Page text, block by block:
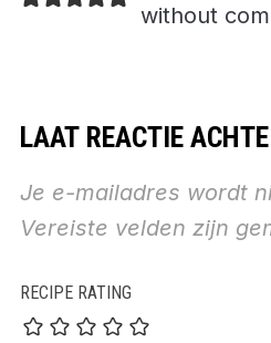
without
LAAT REACTIE
Je e-mailadres wordt
Vereiste velden zijn
RECIPE RATING